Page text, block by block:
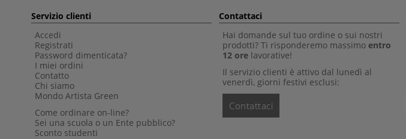
Servizio clienti
Accedi
Registrati
Password dimenticata?
I miei ordini
Contatto
Chi siamo
Mondo Artista Green
Come ordinare on-line?
Sei una scuola o un Ente pubblico?
Sconto studenti
Contattaci
Hai domande sul tuo ordine o sui nostri
prodotti? Ti risponderemo massimo entro
12 ore lavorative!
Il servizio clienti è attivo dal lunedì al
venerdì, giorni festivi esclusi:
Contattaci